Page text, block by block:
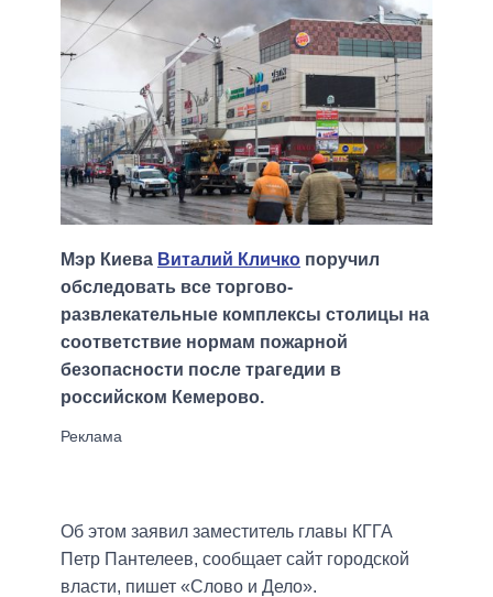
Мэр Киева Виталий Кличко поручил
обследовать все торгово-
развлекательные комплексы столицы на
соответствие нормам пожарной
безопасности после трагедии в
российском Кемерово.
Об этом заявил заместитель главы КГГА
Петр Пантелеев, сообщает сайт городской
власти, пишет «Слово и Дело».